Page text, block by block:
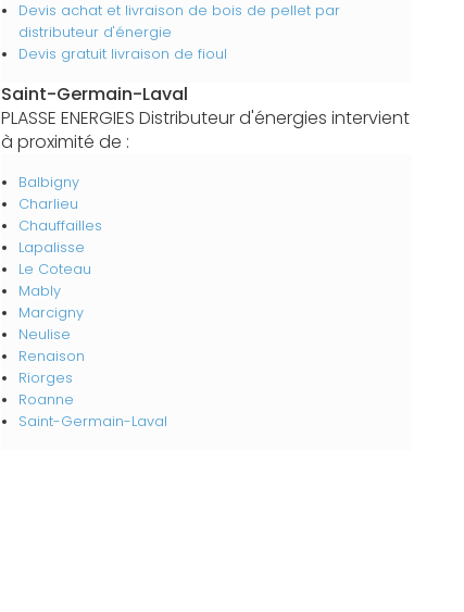
Devis achat et livraison de bois de pellet par
distributeur d'énergie
Devis gratuit livraison de fioul
Saint-Germain-Laval
PLASSE ENERGIES Distributeur d'énergies intervient
à proximité de :
Balbigny
Charlieu
Chauffailles
Lapalisse
Le Coteau
Mably
Marcigny
Neulise
Renaison
Riorges
Roanne
Saint-Germain-Laval